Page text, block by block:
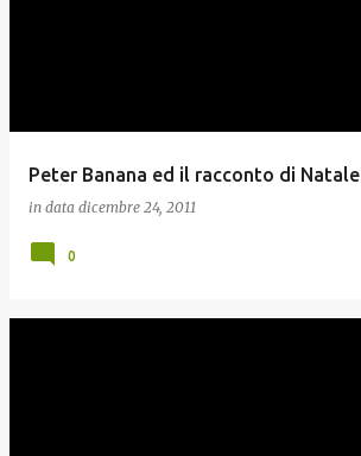
Peter Banana ed il racconto di Natale
in data dicembre 24, 2011
0